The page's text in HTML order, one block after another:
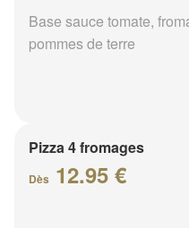
Base sauce tomate,
pommes de terre
Pizza 4 fromages
Dès 12.95 €